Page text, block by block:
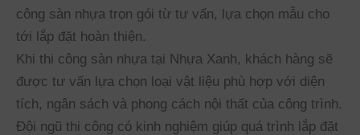
công sàn nhựa trọn gói từ tư vấn, lựa chọn mẫu cho
tới lắp đặt hoàn thiện.
Khi thi công sàn nhựa tại Nhựa Xanh, khách hàng sẽ
được tư vấn lựa chọn loại vật liệu phù hợp với diện
tích, ngân sách và phong cách nội thất của công trình.
Đội ngũ thi công có kinh nghiệm giúp quá trình lắp đặt